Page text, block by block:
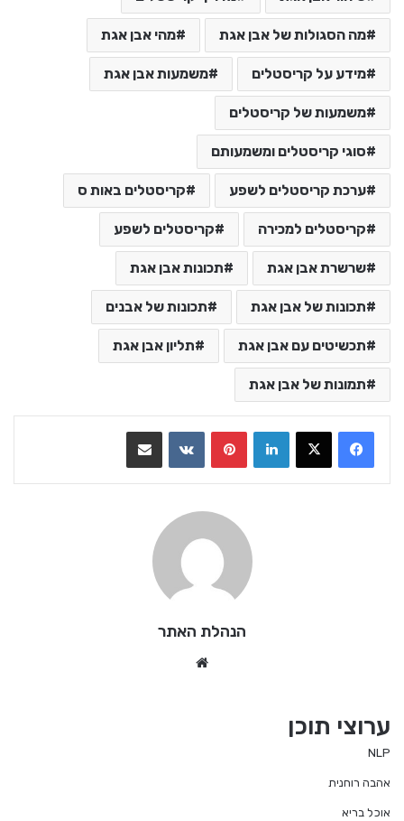
מה הסגולות של אבן אגת מהי אבן אגת
מידע על קריסטלים משמעות אבן אגת
משמעות של קריסטלים
סוגי קריסטלים ומשמעותם
ערכת קריסטלים לשפע קריסטלים באות ס
קריסטלים למכירה קריסטלים לשפע
שרשרת אבן אגת תכונות אבן אגת
תכונות של אבן אגת תכונות של אבנים
תכשיטים עם אבן אגת תליון אבן אגת
תמונות של אבן אגת
LinkedIn
Pinterest
VKontakteשתף בדואר אלקטרוני
הנהלת האתר
ערוצי תוכן
NLP
אהבה רוחנית
אוכל בריא